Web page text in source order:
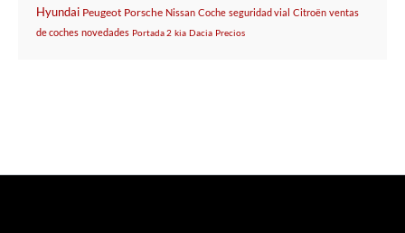
Hyundai Peugeot Porsche Nissan Coche seguridad vial Citroën ventas
de coches novedades Portada 2 kia Dacia Precios